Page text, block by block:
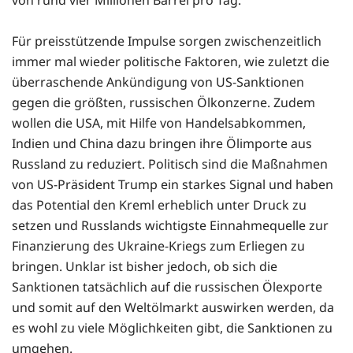
Für preisstützende Impulse sorgen zwischenzeitlich
immer mal wieder politische Faktoren, wie zuletzt die
überraschende Ankündigung von US-Sanktionen
gegen die größten, russischen Ölkonzerne. Zudem
wollen die USA, mit Hilfe von Handelsabkommen,
Indien und China dazu bringen ihre Ölimporte aus
Russland zu reduziert. Politisch sind die Maßnahmen
von US-Präsident Trump ein starkes Signal und haben
das Potential den Kreml erheblich unter Druck zu
setzen und Russlands wichtigste Einnahmequelle zur
Finanzierung des Ukraine-Kriegs zum Erliegen zu
bringen. Unklar ist bisher jedoch, ob sich die
Sanktionen tatsächlich auf die russischen Ölexporte
und somit auf den Weltölmarkt auswirken werden, da
es wohl zu viele Möglichkeiten gibt, die Sanktionen zu
umgehen.